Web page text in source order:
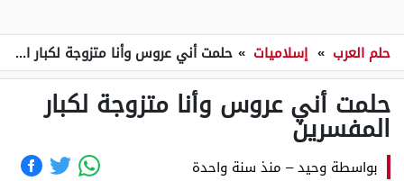
حلم العرب » إسلاميات » حلمت أني عروس وأنا متزوجة لكبار المفسرين
حلمت أني عروس وأنا متزوجة لكبار
المفسرين
بواسطة وحيد– منذ سنة واحدة